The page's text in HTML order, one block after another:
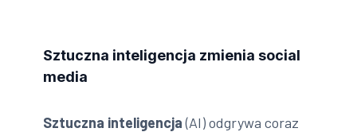
Sztuczna inteligencja zmienia social
media
Sztuczna inteligencja(AI) odgrywa coraz